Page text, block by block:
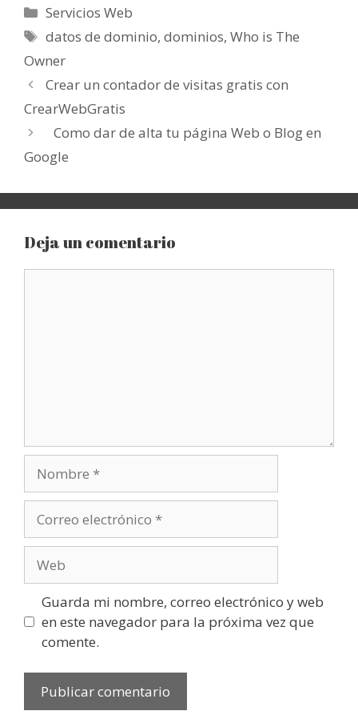
Categorías
Servicios Web
Etiquetas
datos de dominio,dominios,Who is The
Owner
Crear un contador de visitas gratis con
CrearWebGratis
Como dar de alta tu página Web o Blog en
Google
Deja un comentario
electrónico
Guarda mi nombre, correo electrónico y web
en este navegador para la próxima vez que
comente.